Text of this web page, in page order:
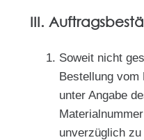
III.
Soweit nicht
Bestellung vom
unter Angabe
unverzüglich